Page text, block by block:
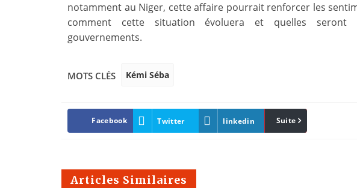
notamment au Niger, cette affaire pourrait renforcer les
comment cette situation évoluera et quelles seront
gouvernements.
MOTS CLÉS Kémi Séba
Facebook Twitter linkedin Pinterest
Suite
Articles Similaires